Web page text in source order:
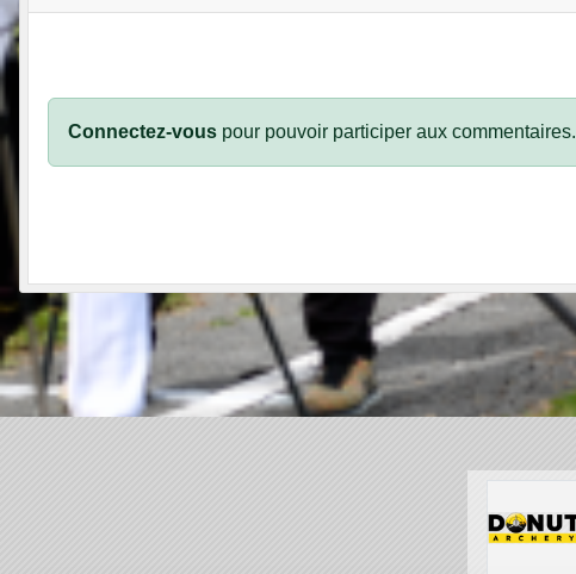
Connectez-vous pour pouvoir participer aux commentaires.